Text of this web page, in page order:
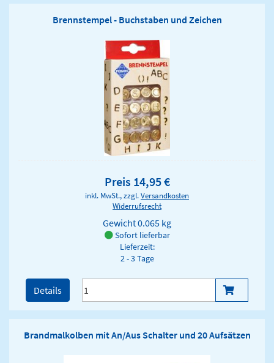
Brennstempel - Buchstaben und Zeichen
Preis 14,95 €
inkl. MwSt., zzgl.Versandkosten
Widerrufsrecht
Gewicht0.065 kg
Sofort lieferbar
Lieferzeit:
2 - 3 Tage
Details
Brandmalkolben mit An/Aus Schalter und 20 Aufsätzen